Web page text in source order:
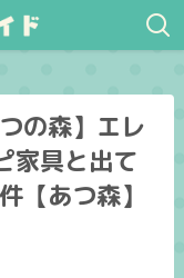
の森】エレ
家具と出て
【あつ森】